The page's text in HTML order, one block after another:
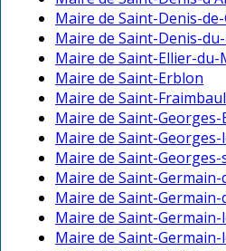
Maire de Saint-Denis-
Maire de Saint-Denis-
Maire de Saint-Ellier-du-
Maire de Saint-Erblon
Maire de Saint-
Maire de Saint-
Maire de Saint-Georges-
Maire de Saint-Georges-
Maire de Saint-
Maire de Saint-
Maire de Saint-
Maire de Saint-